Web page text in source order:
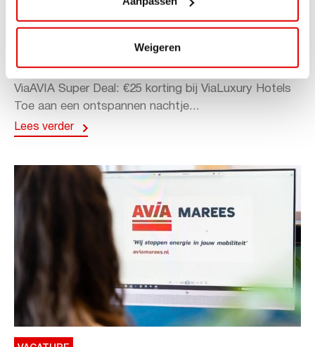
Weigeren
ViaAVIA Super Deal: 20% korting bij
ViaAVIA Super Deal: €25 korting bij ViaLuxury Hotels
Toe aan een ontspannen nachtje...
Lees verder